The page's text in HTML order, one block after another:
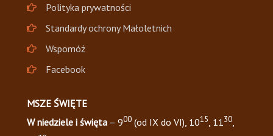
Polityka prywatności
Standardy ochrony Małoletnich
Wspomóż
Facebook
MSZE ŚWIĘTE
W niedziele i święta – 900 (od IX do VI), 1015 , 1130